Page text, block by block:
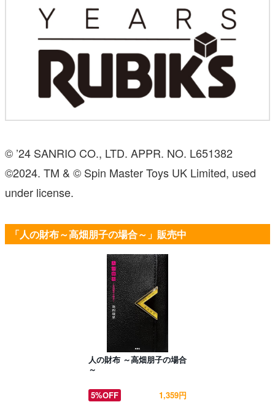
© ’24 SANRIO CO., LTD. APPR. NO. L651382
©2024. TM & © Spin Master Toys UK Limited, used
under license.
「人の財布～高畑朋子の場合～」販売中
人の財布 ～高畑朋子の場合
～
5%OFF
1,359円